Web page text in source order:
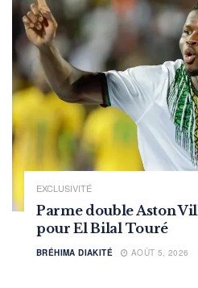
EXCLUSIVITÉ
Parme double Aston
pour El Bilal Touré
BRÉHIMA DIAKITÉ AOÛT 5, 2026